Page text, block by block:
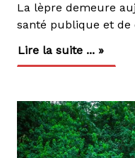
La lèpre demeure
Lire la suite ... »